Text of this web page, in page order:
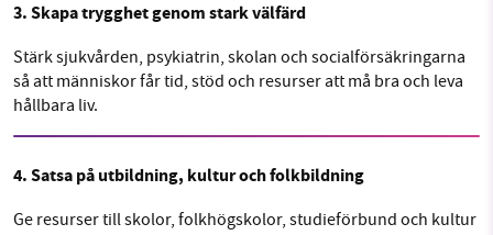
3. Skapa trygghet genom stark välfärd
Stärk sjukvården, psykiatrin, skolan och socialförsäkringarna
så att människor får tid, stöd och resurser att må bra och leva
hållbara liv.
4. Satsa på utbildning, kultur och folkbildning
Ge resurser till skolor, folkhögskolor, studieförbund och kultur